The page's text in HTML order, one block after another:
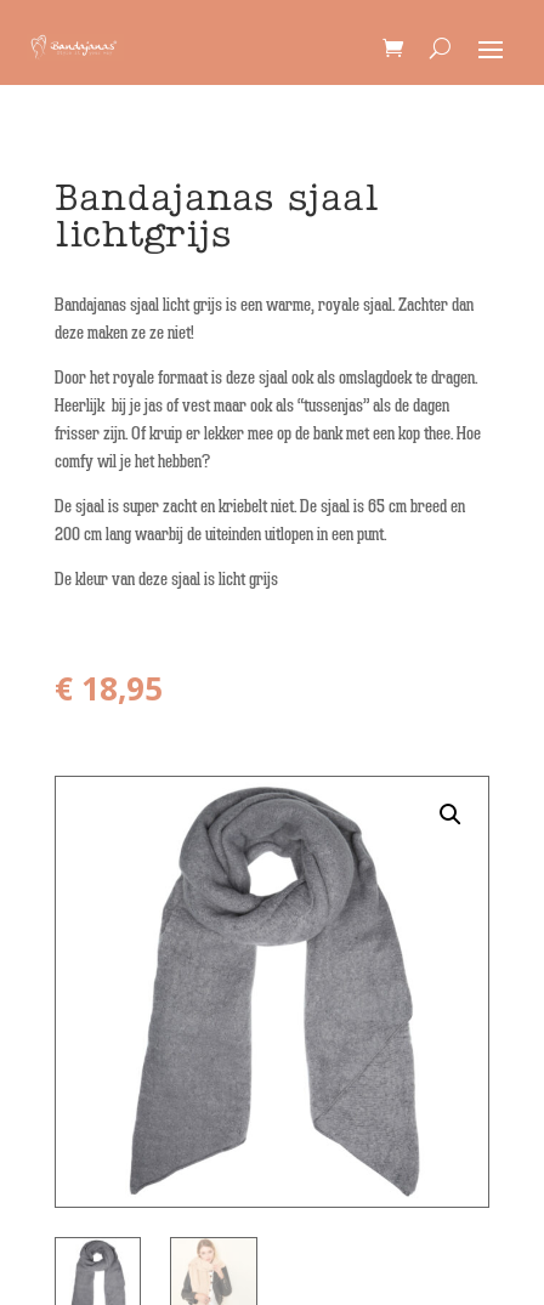
Bandajanas sjaal
lichtgrijs
Bandajanas sjaal licht grijs is een warme, royale sjaal. Zachter dan
deze maken ze ze niet!
Door het royale formaat is deze sjaal ook als omslagdoek te dragen.
Heerlijk bij je jas of vest maar ook als “tussenjas” als de dagen
frisser zijn. Of kruip er lekker mee op de bank met een kop thee. Hoe
comfy wil je het hebben?
De sjaal is super zacht en kriebelt niet. De sjaal is 65 cm breed en
200 cm lang waarbij de uiteinden uitlopen in een punt.
De kleur van deze sjaal is licht grijs
€18,95